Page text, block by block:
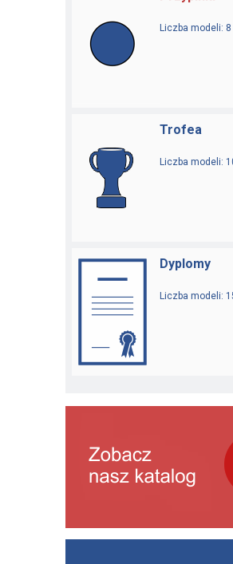
Liczba modeli: 8
Trofea
Liczba modeli:
Dyplomy
Liczba modeli: